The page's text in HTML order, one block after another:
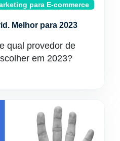
para E-commerce
Melhor para 2023
qual provedor de
em 2023?